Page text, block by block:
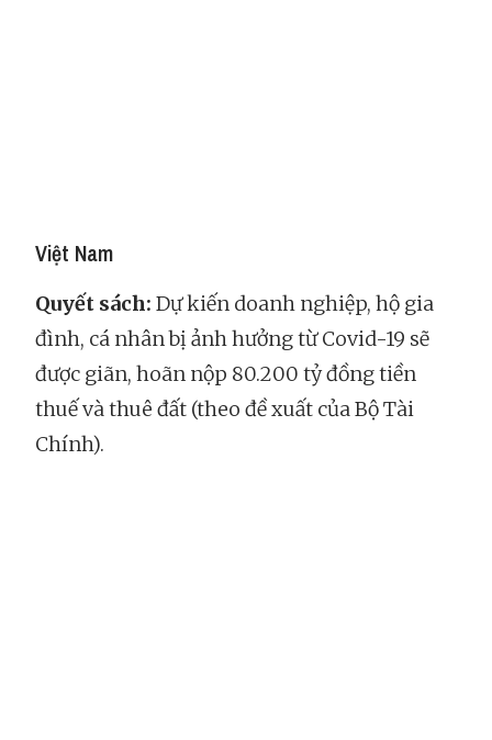
Việt Nam
Quyết sách: Dự kiến doanh nghiệp, hộ gia
đình, cá nhân bị ảnh hưởng từ Covid-19 sẽ
được giãn, hoãn nộp 80.200 tỷ đồng tiền
thuế và thuê đất (theo đề xuất của Bộ Tài
Chính).